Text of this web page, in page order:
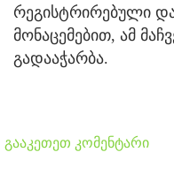
რეგისტრირებული
მონაცემებით, ამ
გადააჭარბა.
გააკეთეთ კომენტარი